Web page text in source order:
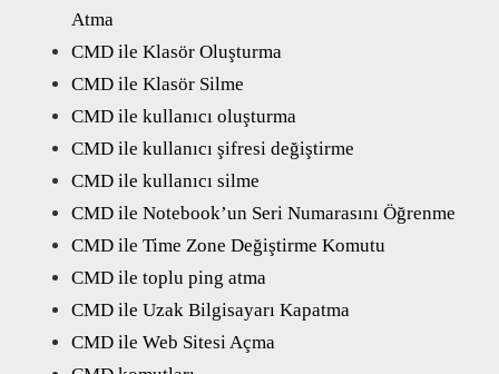
Atma
CMD ile Klasör Oluşturma
CMD ile Klasör Silme
CMD ile kullanıcı oluşturma
CMD ile kullanıcı şifresi değiştirme
CMD ile kullanıcı silme
CMD ile Notebook’un Seri Numarasını Öğrenme
CMD ile Time Zone Değiştirme Komutu
CMD ile toplu ping atma
CMD ile Uzak Bilgisayarı Kapatma
CMD ile Web Sitesi Açma